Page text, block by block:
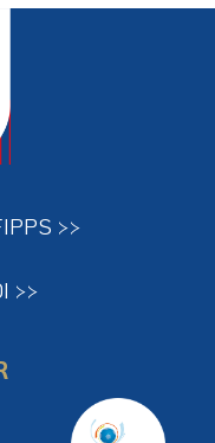
>>
>>